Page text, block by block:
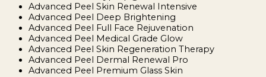
Advanced Peel Skin Renewal Intensive
Advanced Peel Deep Brightening
Advanced Peel Full Face Rejuvenation
Advanced Peel Medical Grade Glow
Advanced Peel Skin Regeneration Therapy
Advanced Peel Dermal Renewal Pro
Advanced Peel Premium Glass Skin